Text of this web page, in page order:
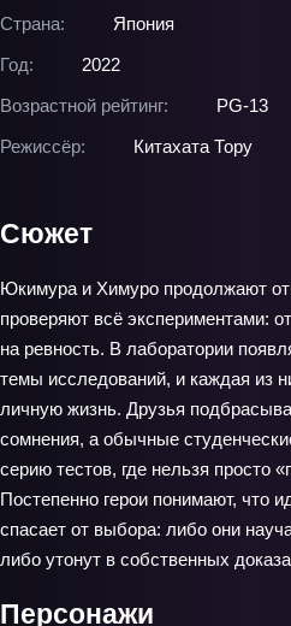
Страна:
Япония
Год:
2022
Возрастной рейтинг:
PG-13
Режиссёр:
Китахата Тору
Сюжет
Юкимура и Химуро продолжают
проверяют всё экспериментами:
на ревность. В лаборатории
темы исследований, и каждая из
личную жизнь. Друзья
сомнения, а обычные
серию тестов, где нельзя просто
Постепенно герои понимают, что
спасает от выбора: либо они
либо утонут в собственных
Персонажи